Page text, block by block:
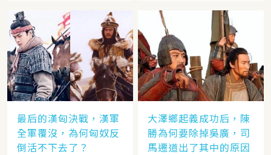
最后的漢匈決戰，漢軍
全軍覆沒，為何匈奴反
倒活不下去了？
大澤鄉起義成功后，陳
勝為何要除掉吳廣，司
馬遷道出了其中的原因